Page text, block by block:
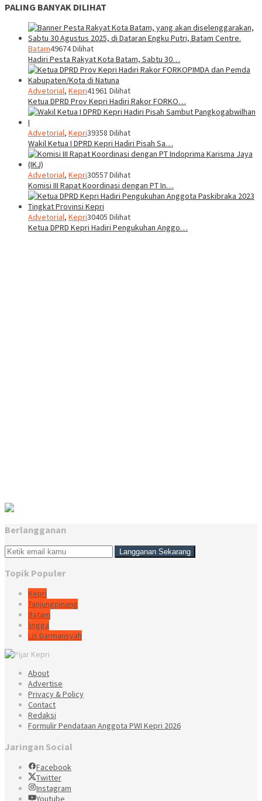
PALING BANYAK DILIHAT
Batam49674 Dilihat
Hadiri Pesta Rakyat Kota Batam, Sabtu 30…
Advetorial, Kepri41961 Dilihat
Ketua DPRD Prov Kepri Hadiri Rakor FORKO…
Advetorial, Kepri39358 Dilihat
Wakil Ketua I DPRD Kepri Hadiri Pisah Sa…
Advetorial, Kepri30557 Dilihat
Komisi III Rapat Koordinasi dengan PT In…
Advetorial, Kepri30405 Dilihat
Ketua DPRD Kepri Hadiri Pengukuhan Anggo…
Berlangganan
Topik Populer
Kepri
Tanjungpinang
Batam
lingga
Lis Darmansyah
About
Advertise
Privacy & Policy
Contact
Redaksi
Formulir Pendataan Anggota PWI Kepri 2026
Jaringan Social
Facebook
Twitter
Instagram
Youtube